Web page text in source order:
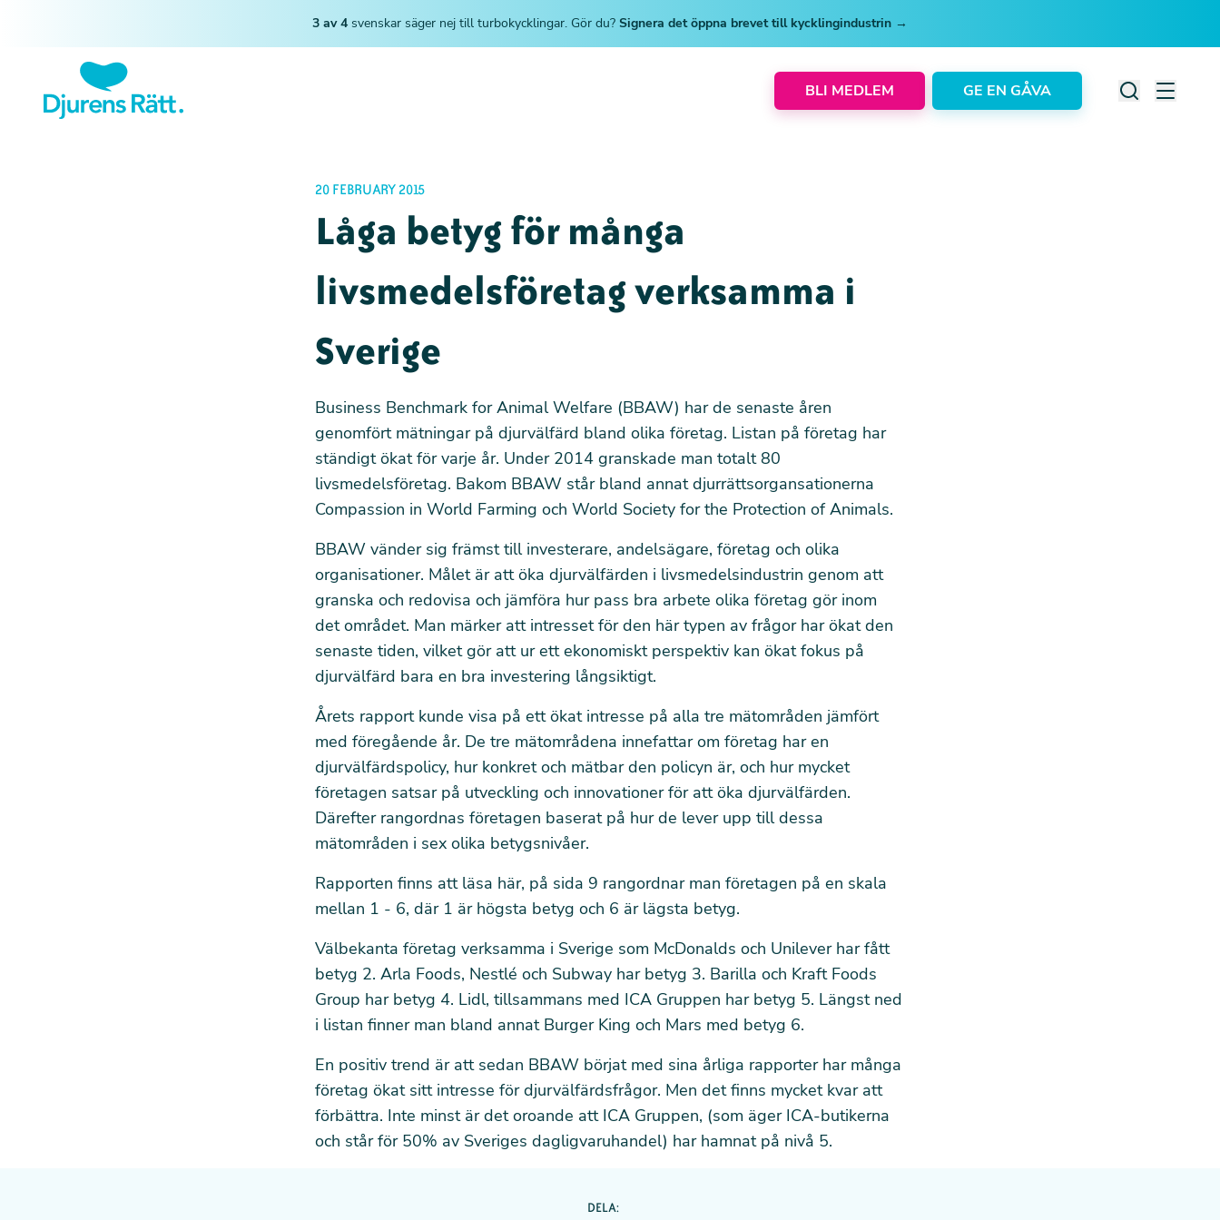
3 av 4 svenskar säger nej till turbokycklingar. Gör du? Signera det öppna brevet till kycklingindustrin →
BLI MEDLEM GE EN GÅVA
20 FEBRUARY 2015
Låga betyg för många
livsmedelsföretag verksamma i
Sverige
Business Benchmark for Animal Welfare (BBAW) har de senaste åren
genomfört mätningar på djurvälfärd bland olika företag. Listan på företag har
ständigt ökat för varje år. Under 2014 granskade man totalt 80
livsmedelsföretag. Bakom BBAW står bland annat djurrättsorgansationerna
Compassion in World Farming och World Society for the Protection of Animals.
BBAW vänder sig främst till investerare, andelsägare, företag och olika
organisationer. Målet är att öka djurvälfärden i livsmedelsindustrin genom att
granska och redovisa och jämföra hur pass bra arbete olika företag gör inom
det området. Man märker att intresset för den här typen av frågor har ökat den
senaste tiden, vilket gör att ur ett ekonomiskt perspektiv kan ökat fokus på
djurvälfärd bara en bra investering långsiktigt.
Årets rapport kunde visa på ett ökat intresse på alla tre mätområden jämfört
med föregående år. De tre mätområdena innefattar om företag har en
djurvälfärdspolicy, hur konkret och mätbar den policyn är, och hur mycket
företagen satsar på utveckling och innovationer för att öka djurvälfärden.
Därefter rangordnas företagen baserat på hur de lever upp till dessa
mätområden i sex olika betygsnivåer.
Rapporten finns att läsa här, på sida 9 rangordnar man företagen på en skala
mellan 1 - 6, där 1 är högsta betyg och 6 är lägsta betyg.
Välbekanta företag verksamma i Sverige som McDonalds och Unilever har fått
betyg 2. Arla Foods, Nestlé och Subway har betyg 3. Barilla och Kraft Foods
Group har betyg 4. Lidl, tillsammans med ICA Gruppen har betyg 5. Längst ned
i listan finner man bland annat Burger King och Mars med betyg 6.
En positiv trend är att sedan BBAW börjat med sina årliga rapporter har många
företag ökat sitt intresse för djurvälfärdsfrågor. Men det finns mycket kvar att
förbättra. Inte minst är det oroande att ICA Gruppen, (som äger ICA-butikerna
och står för 50% av Sveriges dagligvaruhandel) har hamnat på nivå 5.
DELA: